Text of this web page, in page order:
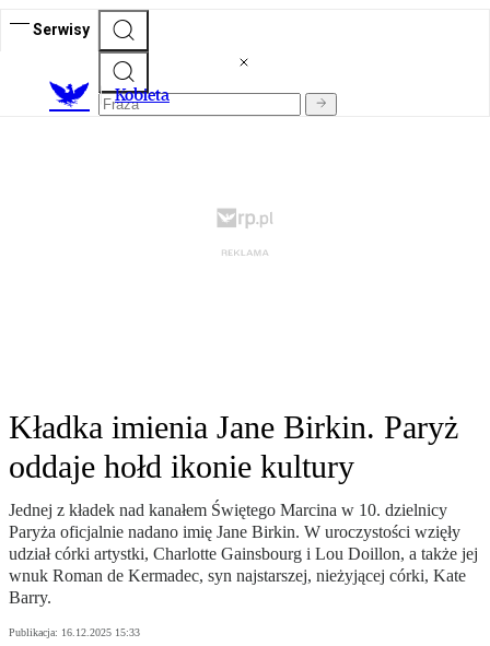
Serwisy
Kobieta
Kładka imienia Jane Birkin. Paryż
oddaje hołd ikonie kultury
Jednej z kładek nad kanałem Świętego Marcina w 10. dzielnicy
Paryża oficjalnie nadano imię Jane Birkin. W uroczystości wzięły
udział córki artystki, Charlotte Gainsbourg i Lou Doillon, a także jej
wnuk Roman de Kermadec, syn najstarszej, nieżyjącej córki, Kate
Barry.
Publikacja: 16.12.2025 15:33